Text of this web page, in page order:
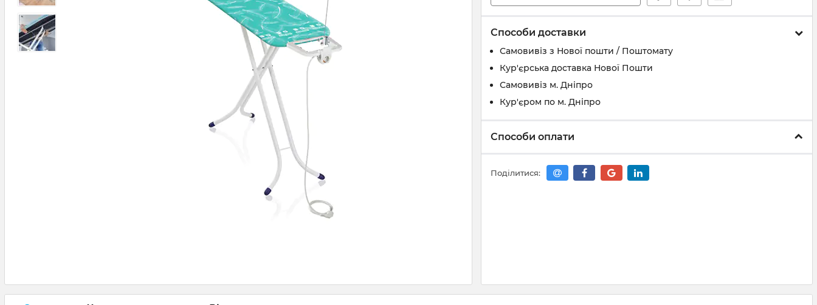
Способи доставки
Самовивіз з Нової пошти / Поштомату
Кур'єрська доставка Нової Пошти
Самовивіз м. Дніпро
Кур'єром по м. Дніпро
Способи оплати
Поділитися: